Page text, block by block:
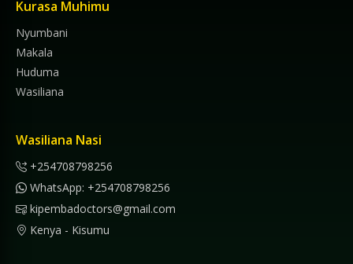
Kurasa Muhimu
Nyumbani
Makala
Huduma
Wasiliana
Wasiliana Nasi
+254708798256
WhatsApp: +254708798256
kipembadoctors@gmail.com
Kenya - Kisumu